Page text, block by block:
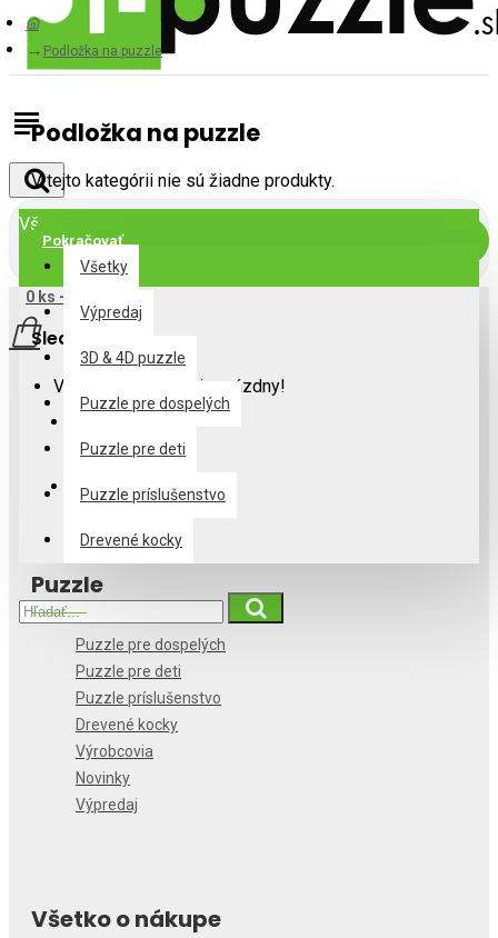
Všetky
Všetky
Výpredaj
3D & 4D puzzle
Puzzle pre dospelých
Puzzle pre deti
Puzzle príslušenstvo
Drevené kocky
0 ks - 0,00€
Váš nákupný košík je prázdny!
Podložka na puzzle
Podložka na puzzle
V tejto kategórii nie sú žiadne produkty.
Pokračovať
Sledujte nás
Puzzle
Puzzle pre dospelých
Puzzle pre deti
Puzzle príslušenstvo
Drevené kocky
Výrobcovia
Novinky
Výpredaj
Všetko o nákupe